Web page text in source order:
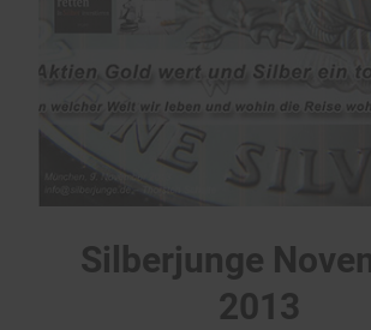
Silberjunge
2013